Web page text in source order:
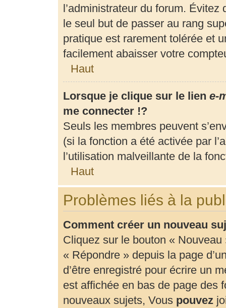
l’administrateur du forum.
le seul but de passer au rang
pratique est rarement tolérée et
facilement abaisser votre
Haut
Lorsque je clique sur le lien e-
me connecter !?
Seuls les membres peuvent
(si la fonction a été activée par
l’utilisation malveillante de la
Haut
Problèmes liés à la
Comment créer un nouveau
Cliquez sur le bouton « Nouveau
« Répondre » depuis la page
d’être enregistré pour écrire un
est affichée en bas de page des
nouveaux sujets, Vous pouvez